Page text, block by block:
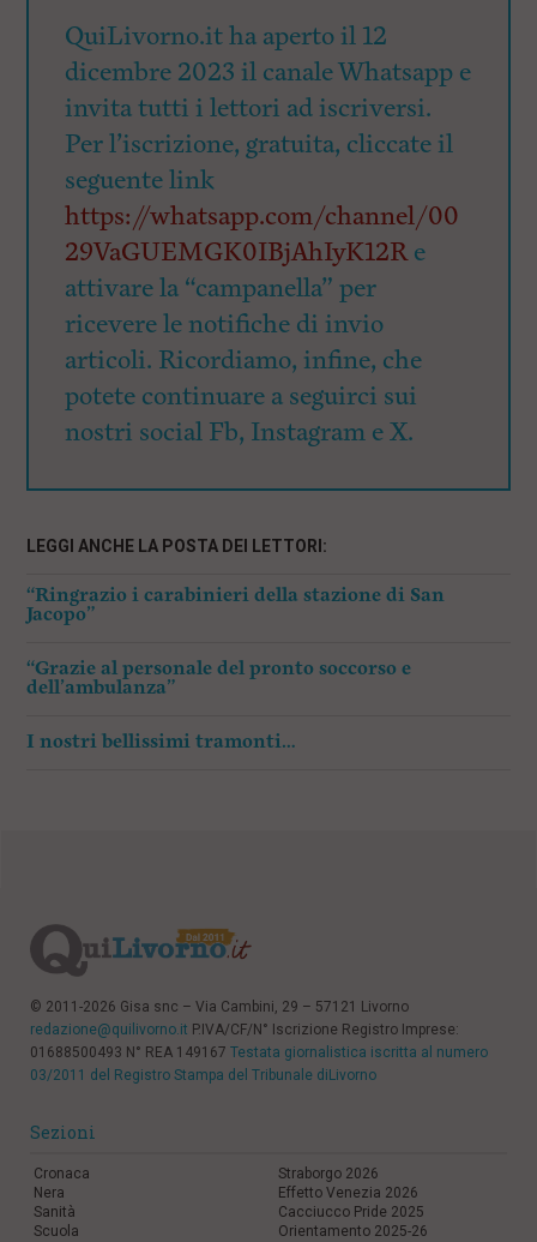
QuiLivorno.it ha aperto il 12
dicembre 2023 il canale Whatsapp e
invita tutti i lettori ad iscriversi.
Per l’iscrizione, gratuita, cliccate il
seguente link
https://whatsapp.com/channel/00
29VaGUEMGK0IBjAhIyK12Re
attivare la “campanella” per
ricevere le notifiche di invio
articoli. Ricordiamo, infine, che
potete continuare a seguirci sui
nostri social Fb, Instagram e X.
LEGGI ANCHE LA POSTA DEI LETTORI:
“Ringrazio i carabinieri della stazione di San
Jacopo”
“Grazie al personale del pronto soccorso e
dell’ambulanza”
I nostri bellissimi tramonti…
© 2011-2026 Gisa snc – Via Cambini, 29 – 57121 Livorno
redazione@quilivorno.it P.IVA/CF/N° Iscrizione Registro Imprese:
01688500493 N° REA 149167 Testata giornalistica iscritta al numero
03/2011 del Registro Stampa del Tribunale diLivorno
Sezioni
Cronaca
Nera
Sanità
Scuola
Straborgo 2026
Effetto Venezia 2026
Cacciucco Pride 2025
Orientamento 2025-26